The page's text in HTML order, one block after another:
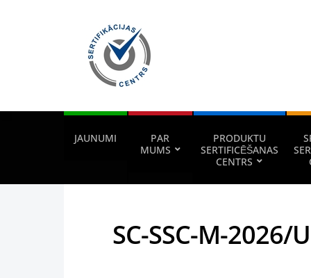
JAUNUMI
PAR
MUMS
PRODUKTU
SERTIFICĒŠANAS
CENTRS
SC-SSC-M-2026/